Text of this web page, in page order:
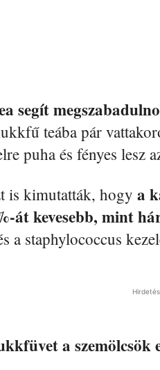
segít
teába pár
puha és fényes lesz
is kimutatták, hogy a
át kevesebb, mint
a staphylococcus
Hirdetés
a szemölcsök